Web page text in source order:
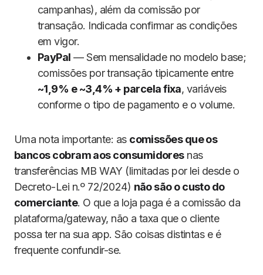
campanhas), além da comissão por
transação. Indicada confirmar as condições
em vigor.
PayPal — Sem mensalidade no modelo base;
comissões por transação tipicamente entre
~1,9% e ~3,4% + parcela fixa, variáveis
conforme o tipo de pagamento e o volume.
Uma nota importante: as comissões que os
bancos cobram aos consumidoresnas
transferências MB WAY (limitadas por lei desde o
Decreto-Lei n.º 72/2024) não são o custo do
comerciante. O que a loja paga é a comissão da
plataforma/gateway, não a taxa que o cliente
possa ter na sua app. São coisas distintas e é
frequente confundir-se.